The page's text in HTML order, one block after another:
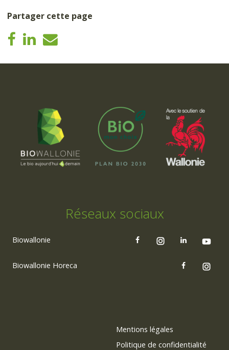
Partager cette page
Réseaux sociaux
Biowallonie
Biowallonie Horeca
Mentions légales
Politique de confidentialité